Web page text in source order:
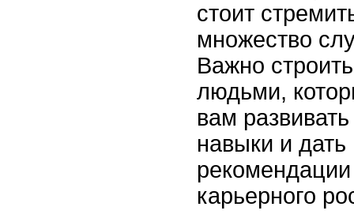
стоит
множество
Важно
людьми,
вам
навыки и
карьерного